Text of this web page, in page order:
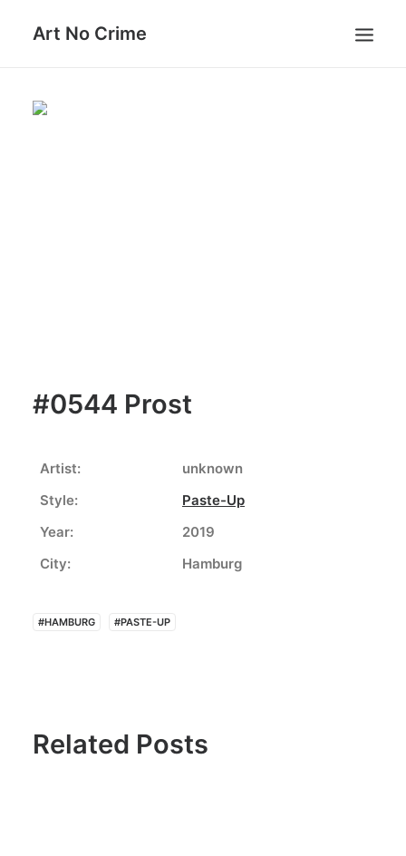
Art No Crime
ARTISTS
#0544 Prost
Artist:
unknown
Style:
Paste-Up
Year:
2019
City:
Hamburg
#HAMBURG #PASTE-UP
Related Posts